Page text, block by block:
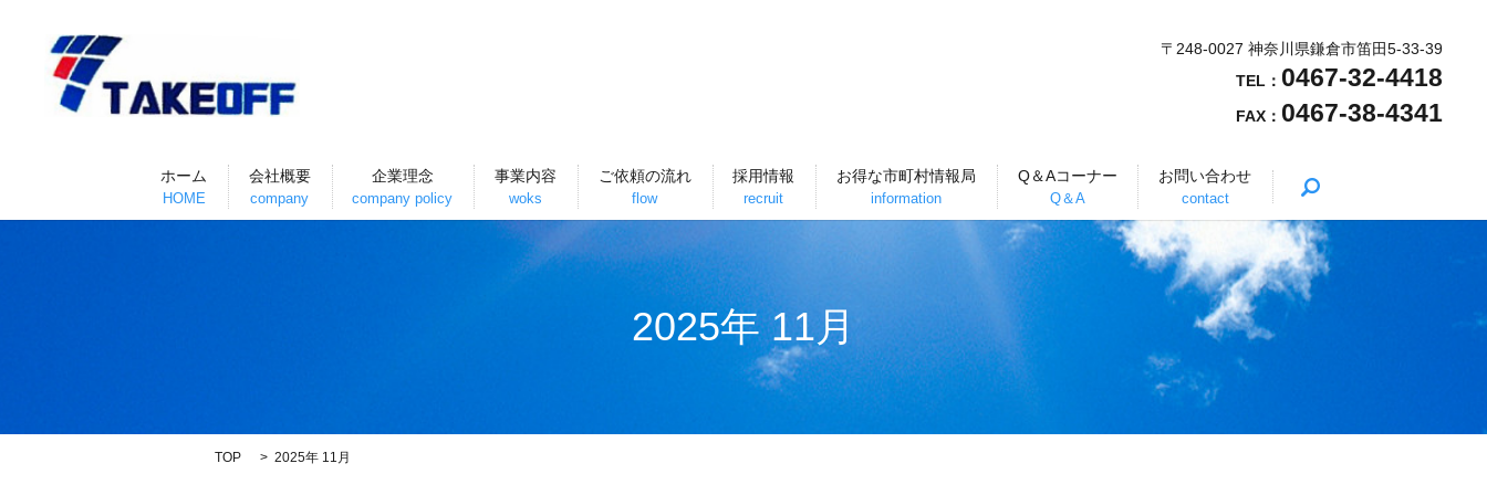
〒248-0027 神奈川県鎌倉市笛田5-33-39
TEL： 0467-32-4418
FAX： 0467-38-4341
ホーム
HOME
会社概要
company
企業理念
company policy
事業内容
woks
ご依頼の流れ
flow
採用情報
recruit
お得な市町村情報局
information
Q＆Aコーナー
Q＆A
お問い合わせ
contact
2025年 11月
TOP 2025年 11月